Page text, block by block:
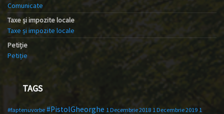
Comunicate
Taxe și impozite locale
Taxe și impozite locale
Petiție
Petiție
TAGS
#faptenuvorbe #PistolGheorghe 1 Decembrie 2018 1 Decembrie 2019 1